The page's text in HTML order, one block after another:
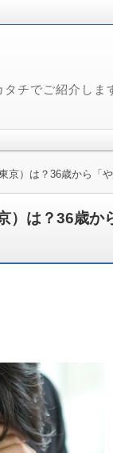
チでご紹介しま
京）は？36歳から「
）は？36歳か